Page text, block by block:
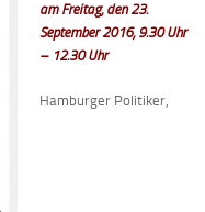
am Freitag, den 23.
September 2016, 9.30 Uhr
– 12.30 Uhr
Hamburger Politiker,